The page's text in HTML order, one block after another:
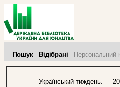
Пошук Відібрані Персональний
Український тиждень. —